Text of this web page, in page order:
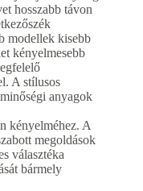
hosszabb távon
modellek kisebb
kényelmesebb
A stílusos
anyagok
kényelméhez. A
megoldások
választéka
bármely